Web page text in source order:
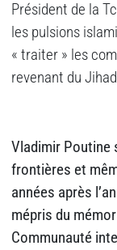
Président de la
les pulsions
« traiter » les
revenant du
Vladimir Poutine
frontières et
années après
mépris du
Communauté